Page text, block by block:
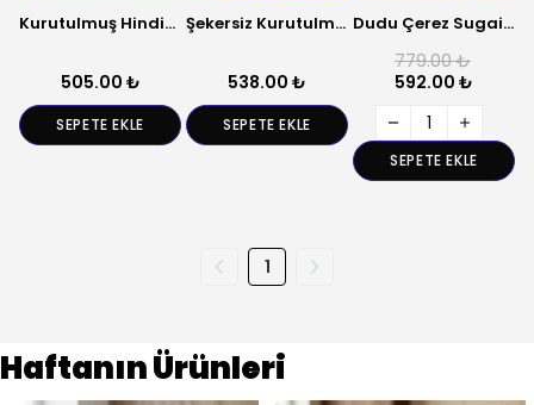
Kurutulmuş Hindistan Cevizi – Tropikal Meyve
505.00 ₺
SEPETE EKLE
Şekersiz Kurutulmuş Guava – Tropikal Meyve
538.00 ₺
SEPETE EKLE
Dudu Çerez Sugai Hurma – 1000 Gr | Ramazan’a Özel Doğal Hurma
779.00 ₺
592.00 ₺
SEPETE EKLE
1
Haftanın Ürünleri